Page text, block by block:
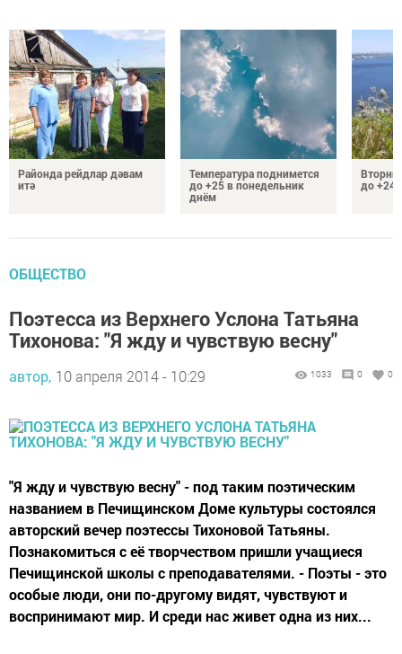
Районда рейдлар дәвам
итә
Температура поднимется
до +25 в понедельник
днём
до +24
ОБЩЕСТВО
Поэтесса из Верхнего Услона Татьяна
Тихонова: "Я жду и чувствую весну"
автор, 10 апреля 2014 - 10:29 1033 0 0
"Я жду и чувствую весну" - под таким поэтическим
названием в Печищинском Доме культуры состоялся
авторский вечер поэтессы Тихоновой Татьяны.
Познакомиться с её творчеством пришли учащиеся
Печищинской школы с преподавателями. - Поэты - это
особые люди, они по-другому видят, чувствуют и
воспринимают мир. И среди нас живет одна из них...